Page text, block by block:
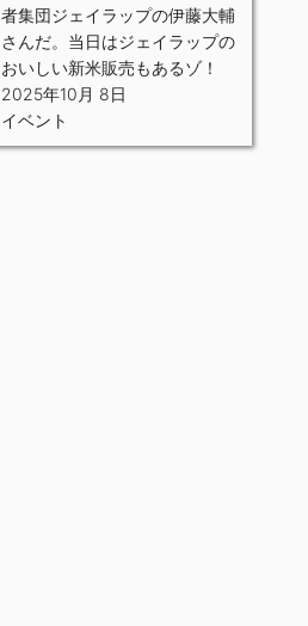
者集団ジェイラップの伊藤大輔
さんだ。当日はジェイラップの
おいしい新米販売もあるゾ！
2025年10月 8日
イベント